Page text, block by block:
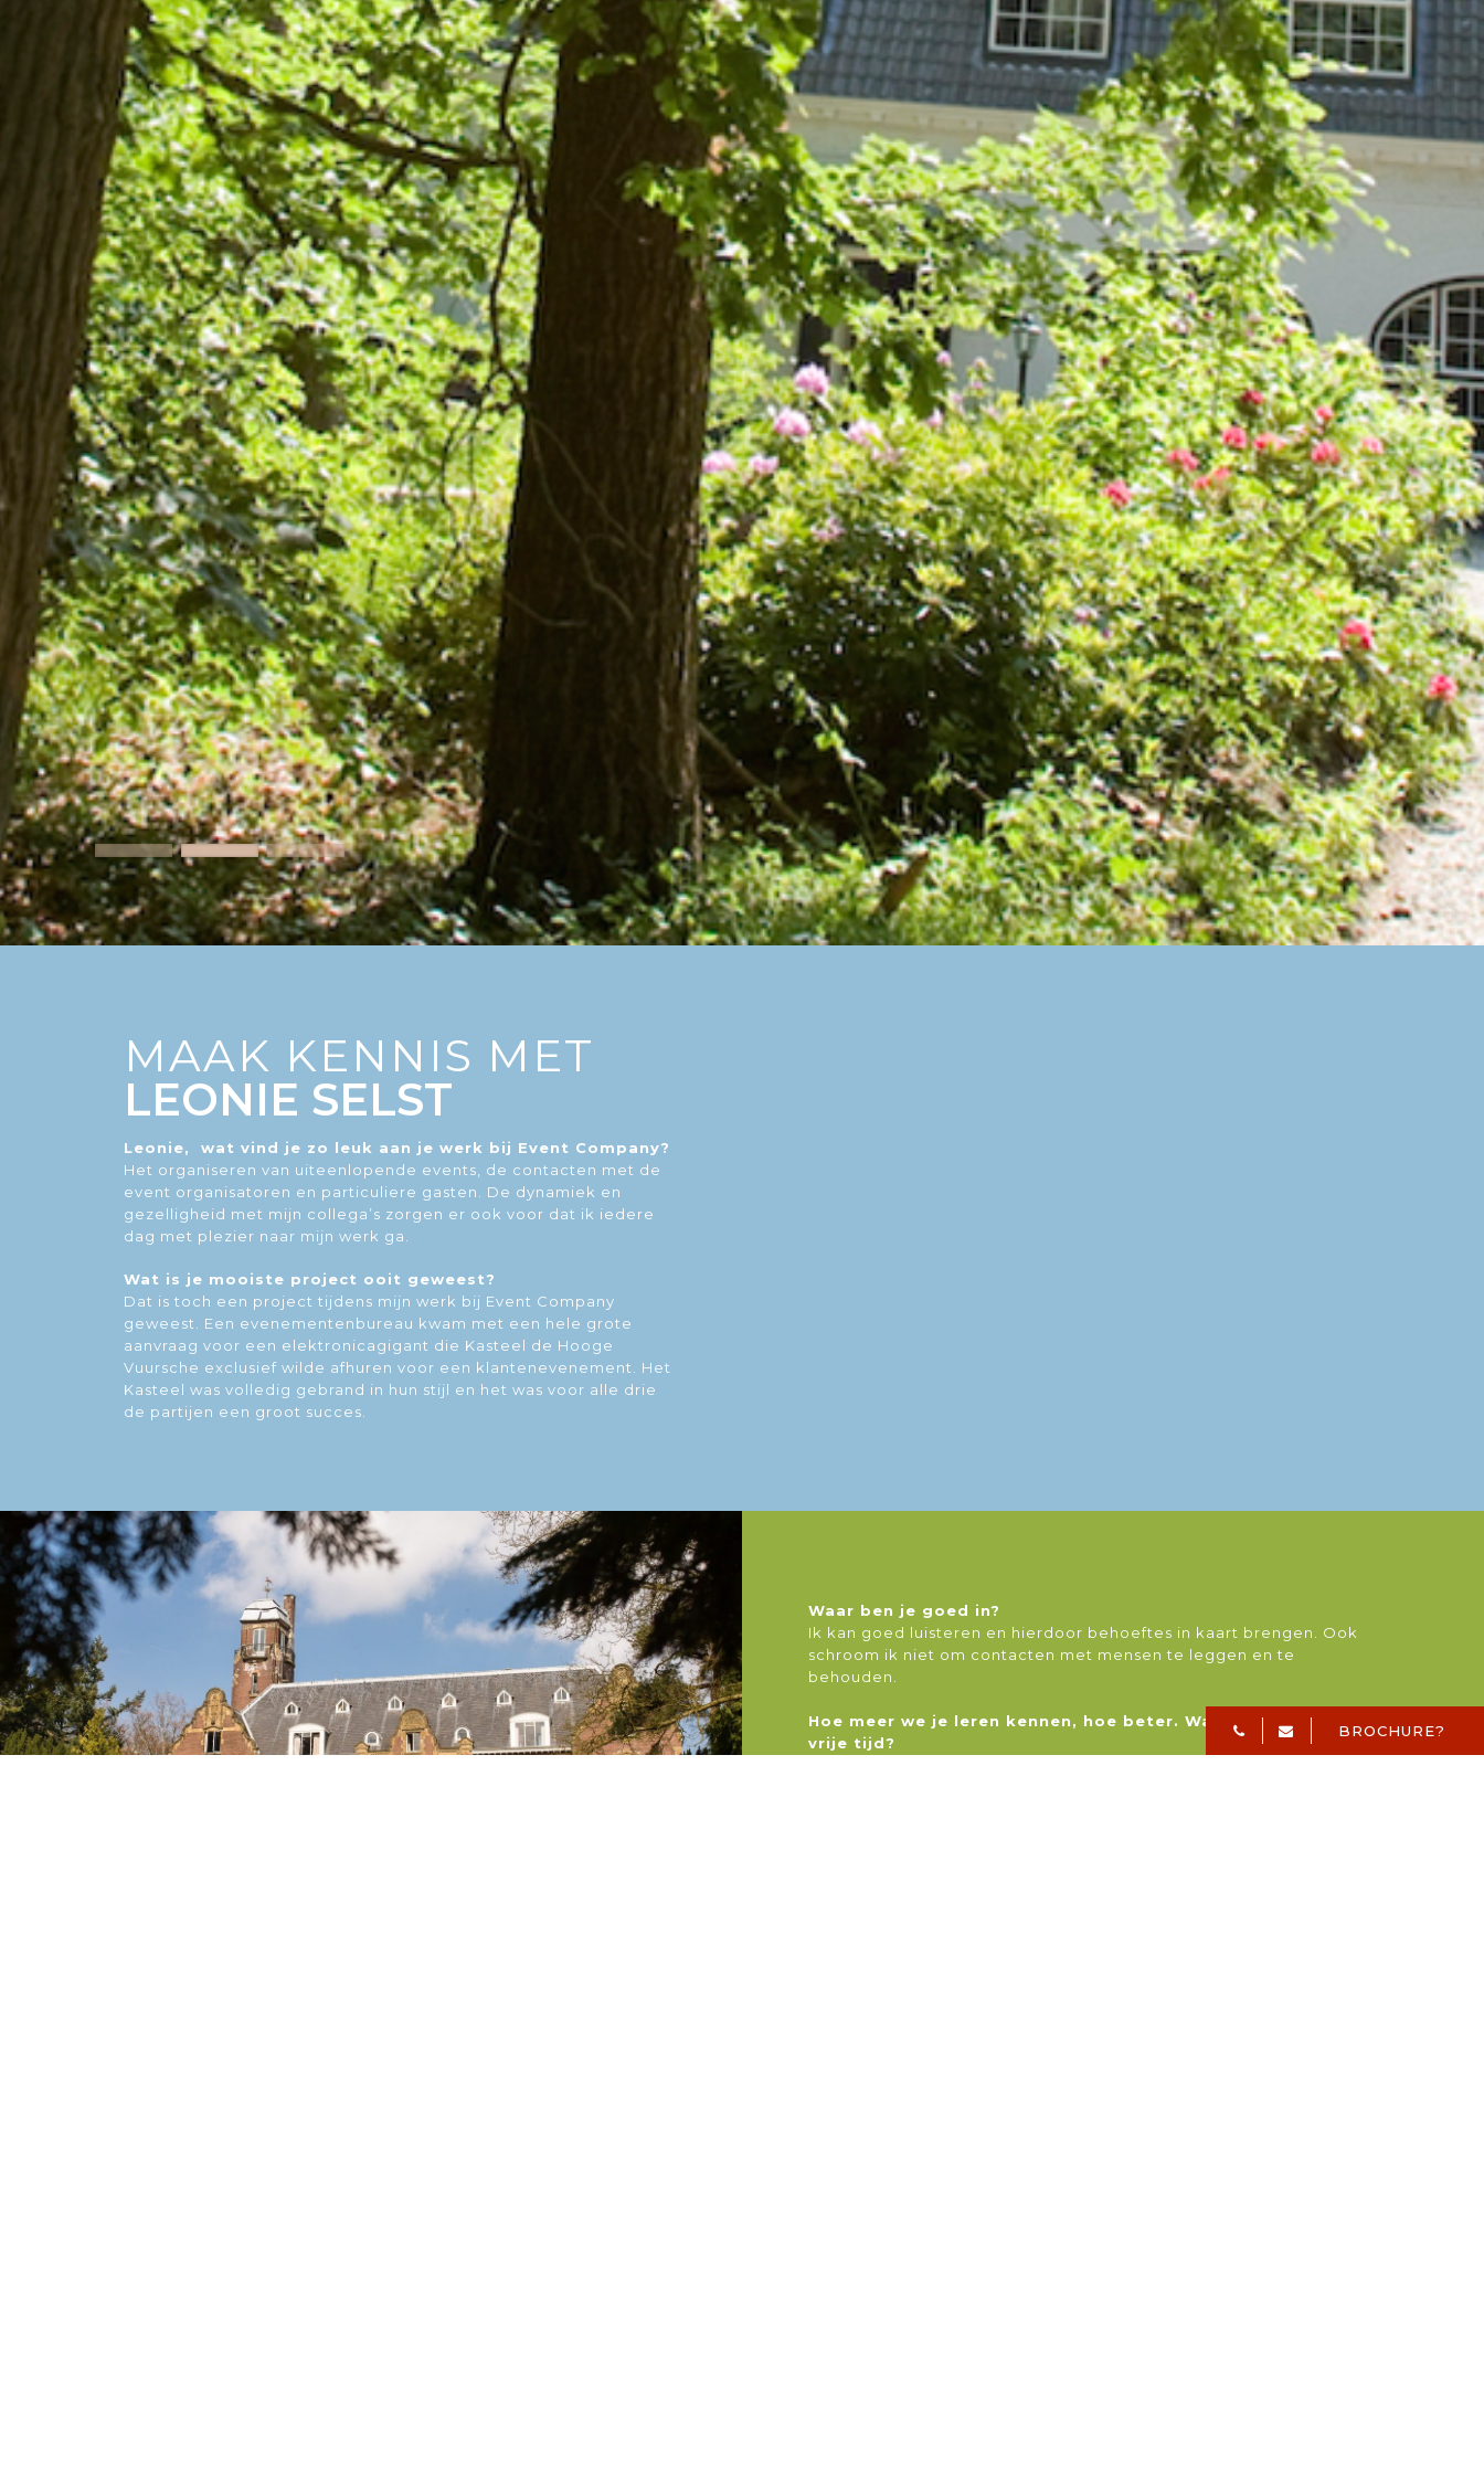
BROCHURE?
MAAK KENNIS MET
LEONIE SELST
Leonie, wat vind je zo leuk aan je werk bij Event Company?
Het organiseren van uiteenlopende events, de contacten met de
event organisatoren en particuliere gasten. De dynamiek en
gezelligheid met mijn collega’s zorgen er ook voor dat ik iedere
dag met plezier naar mijn werk ga.
Wat is je mooiste project ooit geweest?
Dat is toch een project tijdens mijn werk bij Event Company
geweest. Een evenementenbureau kwam met een hele grote
aanvraag voor een elektronicagigant die Kasteel de Hooge
Vuursche exclusief wilde afhuren voor een klantenevenement. Het
Kasteel was volledig gebrand in hun stijl en het was voor alle drie
de partijen een groot succes.
Waar ben je goed in?
Ik kan goed luisteren en hierdoor behoeftes in kaart brengen. Ook
schroom ik niet om contacten met mensen te leggen en te
behouden.
Hoe meer we je leren kennen, hoe beter. Wat doe je in je
vrije tijd?